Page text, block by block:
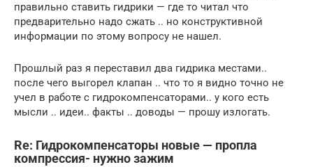
правильно ставить гидрики — где то читал что
предварительно надо сжать .. но конструктивной
информации по этому вопросу не нашел.
Прошлый раз я переставил два гидрика местами..
после чего выгорел клапан .. что то я видно точно не
учел в работе с гидрокомпенсаторами.. у кого есть
мысли .. идеи.. факты .. доводы — прошу излогать.
Re: Гидрокомпенсаторы новые — пропла
компрессия- нужно зажим